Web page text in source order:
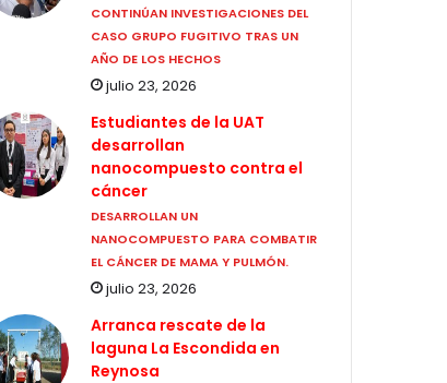
CONTINÚAN INVESTIGACIONES DEL
CASO GRUPO FUGITIVO TRAS UN
AÑO DE LOS HECHOS
julio 23, 2026
Estudiantes de la UAT
desarrollan
nanocompuesto contra el
cáncer
DESARROLLAN UN
NANOCOMPUESTO PARA COMBATIR
EL CÁNCER DE MAMA Y PULMÓN.
julio 23, 2026
Arranca rescate de la
laguna La Escondida en
Reynosa